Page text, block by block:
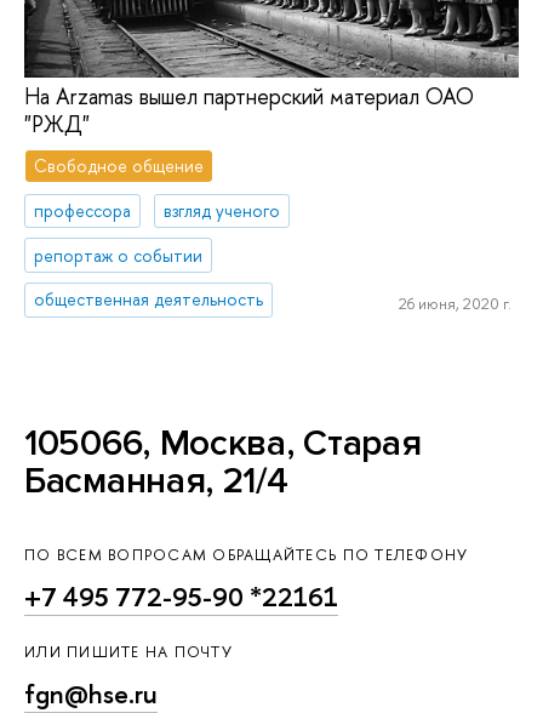
На Arzamas вышел партнерский материал ОАО
"РЖД"
Свободное общение
профессора
взгляд ученого
репортаж о событии
общественная деятельность
26 июня, 2020 г.
105066, Москва, Старая
Басманная, 21/4
ПО ВСЕМ ВОПРОСАМ ОБРАЩАЙТЕСЬ ПО ТЕЛЕФОНУ
+7 495 772-95-90 *22161
ИЛИ ПИШИТЕ НА ПОЧТУ
fgn@hse.ru